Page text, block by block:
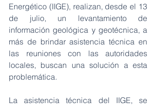
Energético (IIGE), realizan, desde el 13
de julio, un levantamiento de
información geológica y geotécnica, a
más de brindar asistencia técnica en
las reuniones con las autoridades
locales, buscan una solución a esta
problemática.
La asistencia técnica del IIGE, se